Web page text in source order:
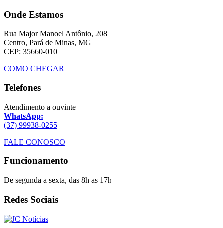
Onde Estamos
Rua Major Manoel Antônio, 208
Centro, Pará de Minas, MG
CEP: 35660-010
COMO CHEGAR
Telefones
Atendimento a ouvinte
WhatsApp:
(37) 99938-0255
FALE CONOSCO
Funcionamento
De segunda a sexta, das 8h as 17h
Redes Sociais